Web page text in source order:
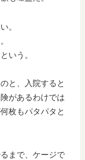
。
いう。
と、入院すると
があるわけでは
枚もパタパタと
まで、ケージで